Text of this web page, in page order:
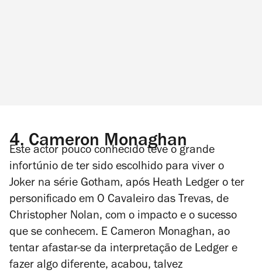
4.Cameron Monaghan
Este actor pouco conhecido teve o grande
infortúnio de ter sido escolhido para viver o
Joker na série Gotham, após Heath Ledger o ter
personificado em O Cavaleiro das Trevas, de
Christopher Nolan, com o impacto e o sucesso
que se conhecem. E Cameron Monaghan, ao
tentar afastar-se da interpretação de Ledger e
fazer algo diferente, acabou, talvez